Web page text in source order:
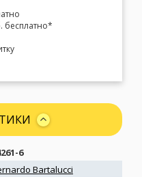
бесплатно*
6
Bartalucci